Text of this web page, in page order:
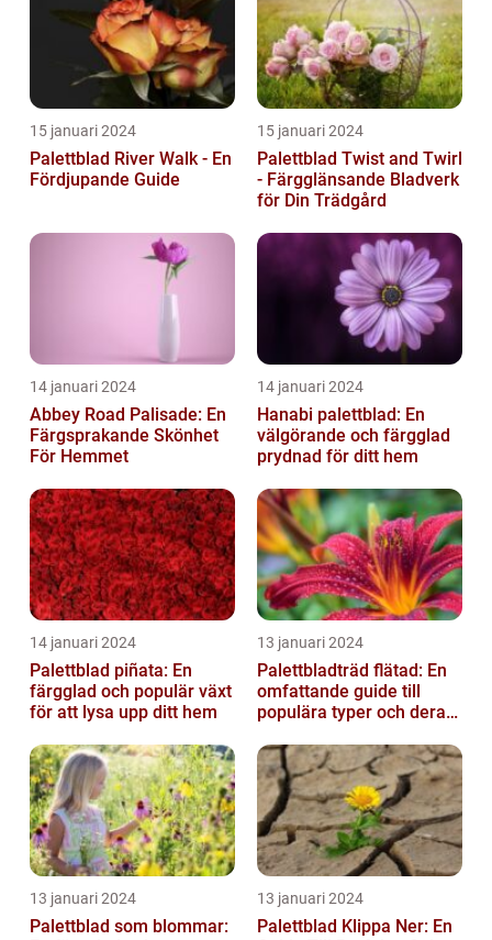
15 januari 2024
Palettblad River Walk - En
Fördjupande Guide
15 januari 2024
Palettblad Twist and Twirl
- Färgglänsande Bladverk
för Din Trädgård
14 januari 2024
Abbey Road Palisade: En
Färgsprakande Skönhet
För Hemmet
14 januari 2024
Hanabi palettblad: En
välgörande och färgglad
prydnad för ditt hem
14 januari 2024
Palettblad piñata: En
färgglad och populär växt
för att lysa upp ditt hem
13 januari 2024
Palettbladträd flätad: En
omfattande guide till
populära typer och deras
13 januari 2024
Palettblad som blommar:
13 januari 2024
Palettblad Klippa Ner: En